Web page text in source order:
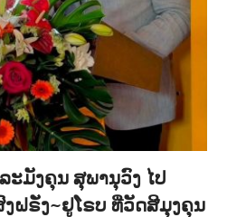
ະມັງຄຸນ ສຸພານຸວົງ ໄປ
ຝຣັ່ງ~ຢູໂຣບ ທີ່ວັດສີມຸງຄຸນ